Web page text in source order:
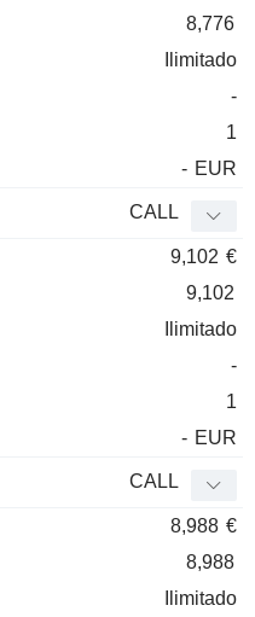
8,776
Ilimitado
-
1
- EUR
CALL
9,102 €
9,102
Ilimitado
-
1
- EUR
CALL
8,988 €
8,988
Ilimitado